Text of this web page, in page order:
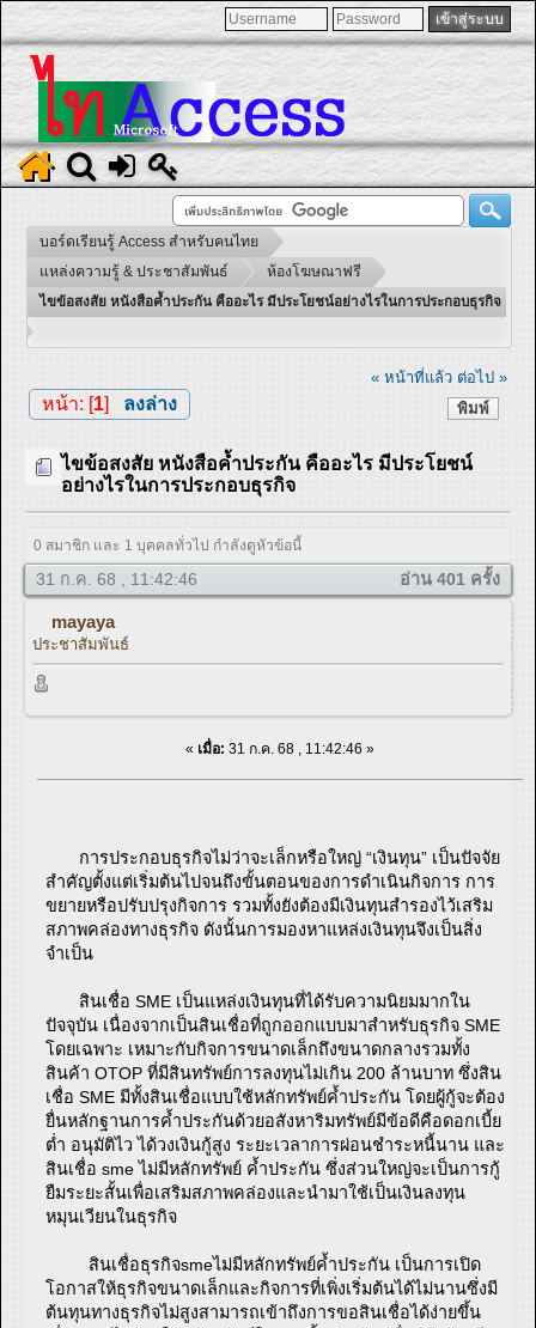
บอร์ดเรียนรู้ Access สำหรับคนไทย
แหล่งความรู้ & ประชาสัมพันธ์
ห้องโฆษณาฟรี
ไขข้อสงสัย หนังสือค้ำประกัน คืออะไร มีประโยชน์อย่างไรในการประกอบธุรกิจ
« หน้าที่แล้ว ต่อไป »
พิมพ์
หน้า: [1] ลงล่าง
ไขข้อสงสัย หนังสือค้ำประกัน คืออะไร มีประโยชน์
อย่างไรในการประกอบธุรกิจ
0 สมาชิก และ 1 บุคคลทั่วไป กำลังดูหัวข้อนี้
31 ก.ค. 68 , 11:42:46 อ่าน 401 ครั้ง
mayaya
ประชาสัมพันธ์
« เมื่อ: 31 ก.ค. 68 , 11:42:46 »
การประกอบธุรกิจไม่ว่าจะเล็กหรือใหญ่ “เงินทุน” เป็นปัจจัย
สำคัญตั้งแต่เริ่มต้นไปจนถึงขั้นตอนของการดำเนินกิจการ การ
ขยายหรือปรับปรุงกิจการ รวมทั้งยังต้องมีเงินทุนสำรองไว้เสริม
สภาพคล่องทางธุรกิจ ดังนั้นการมองหาแหล่งเงินทุนจึงเป็นสิ่ง
จำเป็น
สินเชื่อ SME เป็นแหล่งเงินทุนที่ได้รับความนิยมมากใน
ปัจจุบัน เนื่องจากเป็นสินเชื่อที่ถูกออกแบบมาสำหรับธุรกิจ SME
โดยเฉพาะ เหมาะกับกิจการขนาดเล็กถึงขนาดกลางรวมทั้ง
สินค้า OTOP ที่มีสินทรัพย์การลงทุนไม่เกิน 200 ล้านบาท ซึ่งสิน
เชื่อ SME มีทั้งสินเชื่อแบบใช้หลักทรัพย์ค้ำประกัน โดยผู้กู้จะต้อง
ยื่นหลักฐานการค้ำประกันด้วยอสังหาริมทรัพย์มีข้อดีคือดอกเบี้ย
ต่ำ อนุมัติไว ได้วงเงินกู้สูง ระยะเวลาการผ่อนชำระหนี้นาน และ
สินเชื่อ sme ไม่มีหลักทรัพย์ ค้ำประกัน ซึ่งส่วนใหญ่จะเป็นการกู้
ยืมระยะสั้นเพื่อเสริมสภาพคล่องและนำมาใช้เป็นเงินลงทุน
หมุนเวียนในธุรกิจ
สินเชื่อธุรกิจsmeไม่มีหลักทรัพย์ค้ำประกัน เป็นการเปิด
โอกาสให้ธุรกิจขนาดเล็กและกิจการที่เพิ่งเริ่มต้นได้ไม่นานซึ่งมี
ต้นทุนทางธุรกิจไม่สูงสามารถเข้าถึงการขอสินเชื่อได้ง่ายขึ้น